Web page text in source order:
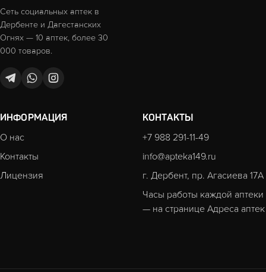
Сеть социальных аптек в
Дербенте и Дагестанских
Огнях — 10 аптек, более 30
000 товаров.
ИНФОРМАЦИЯ
О нас
Контакты
Лицензия
КОНТАКТЫ
+7 988 291-11-49
info@apteka149.ru
г. Дербент, пр. Агасиева 17А
Часы работы каждой аптеки
— на странице Адреса аптек